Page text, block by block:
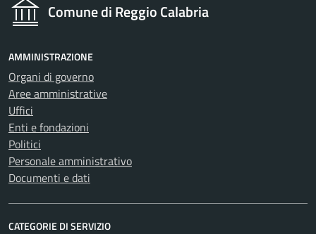
Comune di Reggio Calabria
AMMINISTRAZIONE
Organi di governo
Aree amministrative
Uffici
Enti e fondazioni
Politici
Personale amministrativo
Documenti e dati
CATEGORIE DI SERVIZIO